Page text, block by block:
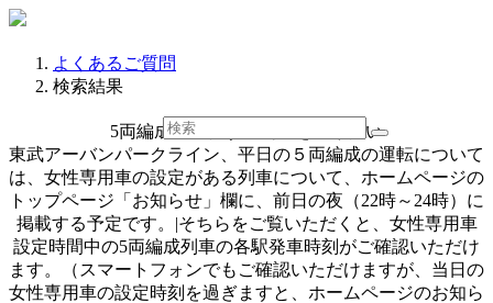
よくあるご質問
検索結果
5両編成で運転する列車を知りたい
東武アーバンパークライン、平日の５両編成の運転について
は、女性専用車の設定がある列車について、ホームページの
トップページ「お知らせ」欄に、前日の夜（22時～24時）に
掲載する予定です。|そちらをご覧いただくと、女性専用車
設定時間中の5両編成列車の各駅発車時刻がご確認いただけ
ます。（スマートフォンでもご確認いただけますが、当日の
女性専用車の設定時刻を過ぎますと、ホームページのお知ら